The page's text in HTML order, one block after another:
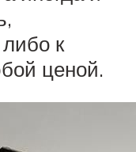
к
ценой.